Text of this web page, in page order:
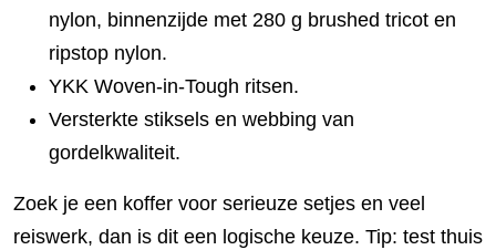
nylon, binnenzijde met 280 g brushed tricot en
ripstop nylon.
YKK Woven-in-Tough ritsen.
Versterkte stiksels en webbing van
gordelkwaliteit.
Zoek je een koffer voor serieuze setjes en veel
reiswerk, dan is dit een logische keuze. Tip: test thuis